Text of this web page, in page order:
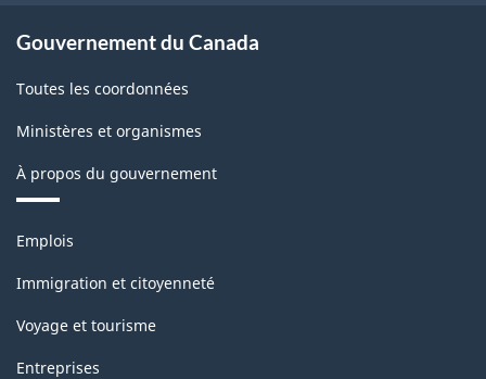
Gouvernement du Canada
Toutes les coordonnées
Ministères et organismes
À propos du gouvernement
Thèmes
sujets
Emplois
Immigration et citoyenneté
Voyage et tourisme
Entreprises